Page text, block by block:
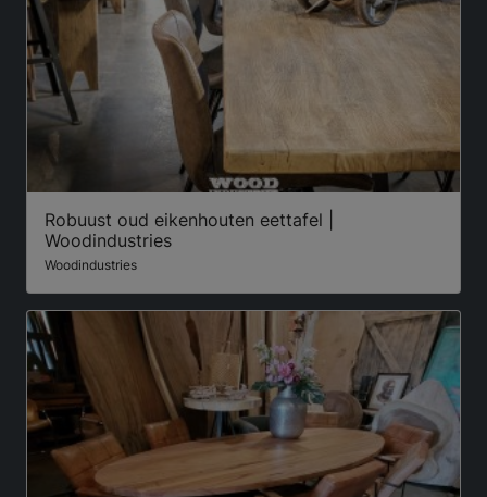
Robuust oud eikenhouten eettafel |
Woodindustries
Woodindustries